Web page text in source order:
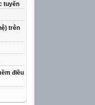
tuyến
trên
điều